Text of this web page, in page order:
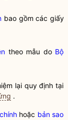
bao gồm các giấy
theo mẫu do Bộ
lại quy định tại
.
hoặc bản sao